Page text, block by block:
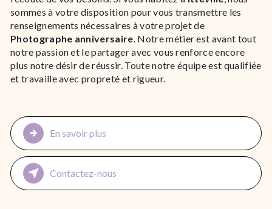
sommes à votre disposition pour vous transmettre les
renseignements nécessaires à votre projet de
Photographe anniversaire. Notre métier est avant tout
notre passion et le partager avec vous renforce encore
plus notre désir de réussir. Toute notre équipe est qualifiée
et travaille avec propreté et rigueur.
En savoir plus
Contactez-nous